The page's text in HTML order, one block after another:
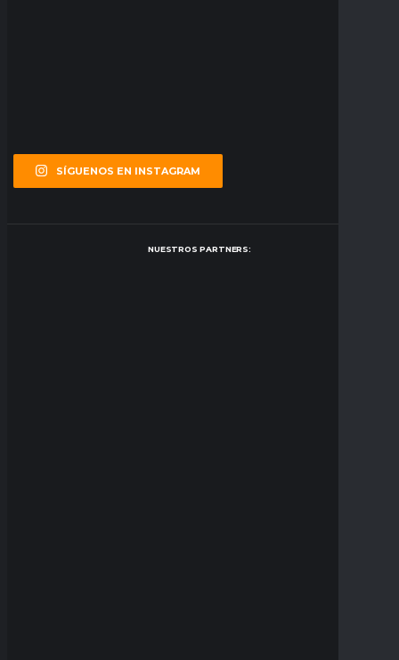
SÍGUENOS EN INSTAGRAM
NUESTROS PARTNERS: